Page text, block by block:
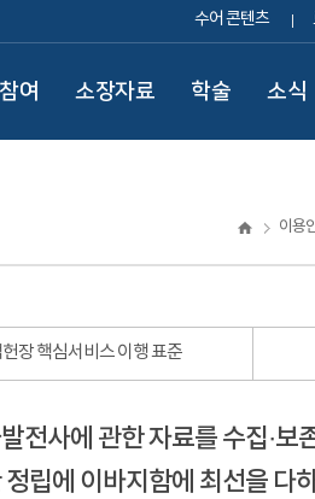
수어 콘텐츠
참여 소장자료 학술 소식
이용
장 핵심서비스 이행 표준
전사에 관한 자료를 수집·보
립에 이바지함에 최선을 다